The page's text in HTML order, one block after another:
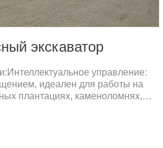
экскаватор
управление:
идеален для работы на
плантациях, каменоломнях,